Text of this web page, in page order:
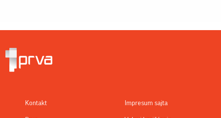
Kontakt Impresum sajta